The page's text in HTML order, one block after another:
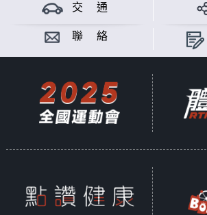
交 通
聯 絡